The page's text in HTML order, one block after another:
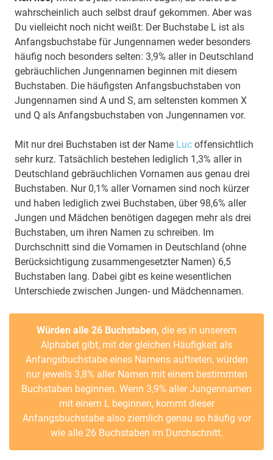
wahrscheinlich auch selbst drauf gekommen. Aber was
Du vielleicht noch nicht weißt: Der Buchstabe L ist als
Anfangsbuchstabe für Jungennamen weder besonders
häufig noch besonders selten: 3,9% aller in Deutschland
gebräuchlichen Jungennamen beginnen mit diesem
Buchstaben. Die häufigsten Anfangsbuchstaben von
Jungennamen sind A und S, am seltensten kommen X
und Q als Anfangsbuchstaben von Jungennamen vor.
Mit nur drei Buchstaben ist der Name Luc offensichtlich
sehr kurz. Tatsächlich bestehen lediglich 1,3% aller in
Deutschland gebräuchlichen Vornamen aus genau drei
Buchstaben. Nur 0,1% aller Vornamen sind noch kürzer
und haben lediglich zwei Buchstaben, über 98,6% aller
Jungen und Mädchen benötigen dagegen mehr als drei
Buchstaben, um ihren Namen zu schreiben. Im
Durchschnitt sind die Vornamen in Deutschland (ohne
Berücksichtigung zusammengesetzter Namen) 6,5
Buchstaben lang. Dabei gibt es keine wesentlichen
Unterschiede zwischen Jungen- und Mädchennamen.
Würden alle 26 Buchstaben, die es in unserem
Alphabet gibt, mit der gleichen Häufigkeit als
Anfangsbuchstabe eines Namens auftreten, würden
nur jeweils 3,8% aller Namen mit einem bestimmten
Buchstaben beginnen. Wenn 3,9% aller Jungennamen
mit einem L beginnen, kommt dieser
Anfangsbuchstabe also ziemlich genau so häufig vor
wie alle 26 Buchstaben im Durchschnitt.